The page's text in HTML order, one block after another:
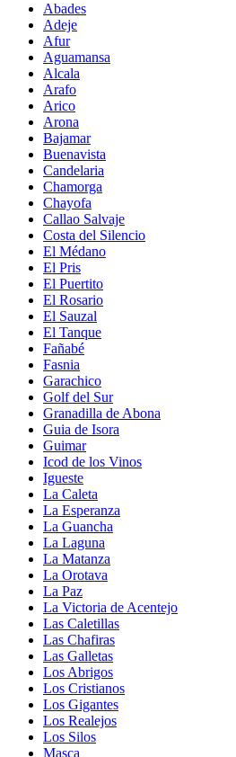
Abades
Adeje
Afur
Aguamansa
Alcala
Arafo
Arico
Arona
Bajamar
Buenavista
Candelaria
Chamorga
Chayofa
Callao Salvaje
Costa del Silencio
El Médano
El Pris
El Puertito
El Rosario
El Sauzal
El Tanque
Fañabé
Fasnia
Garachico
Golf del Sur
Granadilla de Abona
Guia de Isora
Guimar
Icod de los Vinos
Igueste
La Caleta
La Esperanza
La Guancha
La Laguna
La Matanza
La Orotava
La Paz
La Victoria de Acentejo
Las Caletillas
Las Chafiras
Las Galletas
Los Abrigos
Los Cristianos
Los Gigantes
Los Realejos
Los Silos
Masca